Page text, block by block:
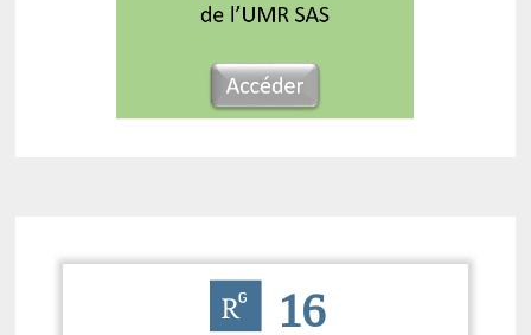
16